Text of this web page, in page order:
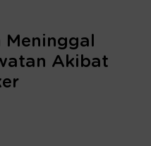
Meninggal
Akibat